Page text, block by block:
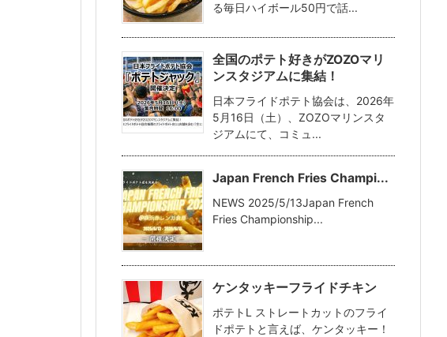
る毎日ハイボール50円で話...
全国のポテト好きがZOZOマリ
ンスタジアムに集結！
日本フライドポテト協会は、2026年
5月16日（土）、ZOZOマリンスタ
ジアムにて、コミュ...
Japan French Fries Champi...
NEWS 2025/5/13Japan French
Fries Championship...
ケンタッキーフライドチキン
ポテトL ストレートカットのフライ
ドポテトと言えば、ケンタッキー！